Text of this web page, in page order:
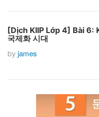
[Dịch KIIP Lớp 4] Bài 6:
국제화 시대
by james